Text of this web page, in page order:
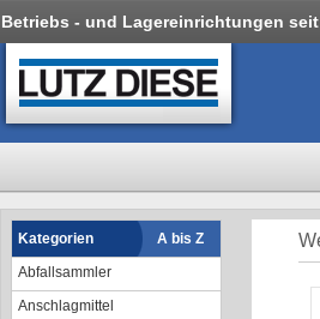
Betriebs - und Lagereinrichtungen seit
Kategorien
A bis Z
Abfallsammler
Anschlagmittel